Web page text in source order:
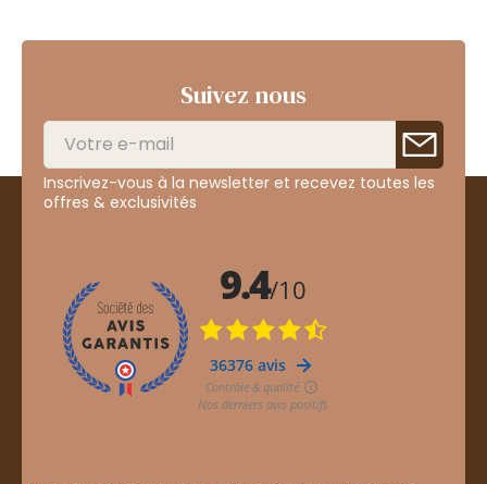
Suivez nous
Inscrivez-vous à la newsletter et recevez toutes les
offres & exclusivités